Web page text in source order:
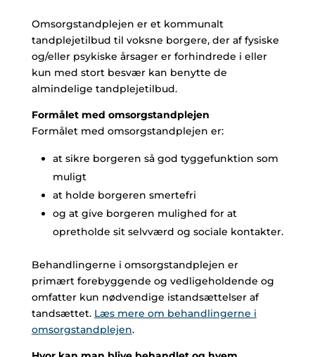
Omsorgstandplejen er et kommunalt
tandplejetilbud til voksne borgere, der af fysiske
og/eller psykiske årsager er forhindrede i eller
kun med stort besvær kan benytte de
almindelige tandplejetilbud.
Formålet med omsorgstandplejen
Formålet med omsorgstandplejen er:
at sikre borgeren så god tyggefunktion som
muligt
at holde borgeren smertefri
og at give borgeren mulighed for at
opretholde sit selvværd og sociale kontakter.
Behandlingerne i omsorgstandplejen er
primært forebyggende og vedligeholdende og
omfatter kun nødvendige istandsættelser af
tandsættet. Læs mere om behandlingerne i
omsorgstandplejen.